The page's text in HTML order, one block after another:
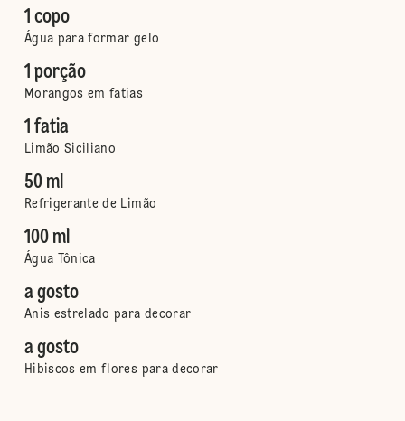
1 copo
Água para formar gelo
1 porção
Morangos em fatias
1 fatia
Limão Siciliano
50 ml
Refrigerante de Limão
100 ml
Água Tônica
a gosto
Anis estrelado para decorar
a gosto
Hibiscos em flores para decorar